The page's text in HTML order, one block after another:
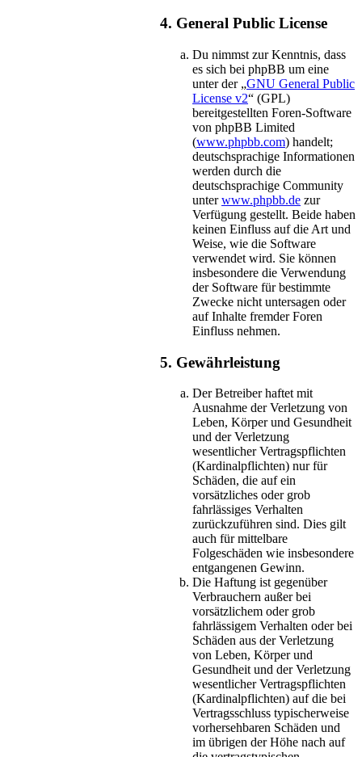
4. General Public License
Du nimmst zur Kenntnis, dass
es sich bei phpBB um eine
unter der „GNU General Public
License v2“ (GPL)
bereitgestellten Foren-Software
von phpBB Limited
(www.phpbb.com) handelt;
deutschsprachige Informationen
werden durch die
deutschsprachige Community
unterwww.phpbb.de zur
Verfügung gestellt. Beide haben
keinen Einfluss auf die Art und
Weise, wie die Software
verwendet wird. Sie können
insbesondere die Verwendung
der Software für bestimmte
Zwecke nicht untersagen oder
auf Inhalte fremder Foren
Einfluss nehmen.
5. Gewährleistung
Der Betreiber haftet mit
Ausnahme der Verletzung von
Leben, Körper und Gesundheit
und der Verletzung
wesentlicher Vertragspflichten
(Kardinalpflichten) nur für
Schäden, die auf ein
vorsätzliches oder grob
fahrlässiges Verhalten
zurückzuführen sind. Dies gilt
auch für mittelbare
Folgeschäden wie insbesondere
entgangenen Gewinn.
Die Haftung ist gegenüber
Verbrauchern außer bei
vorsätzlichem oder grob
fahrlässigem Verhalten oder bei
Schäden aus der Verletzung
von Leben, Körper und
Gesundheit und der Verletzung
wesentlicher Vertragspflichten
(Kardinalpflichten) auf die bei
Vertragsschluss typischerweise
vorhersehbaren Schäden und
im übrigen der Höhe nach auf